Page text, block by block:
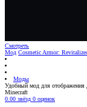
Смотреть
Мод Cosmetic Armor:
Моды
Удобный мод для отображения
Minecraft
0.00 звёзд 0 оценок